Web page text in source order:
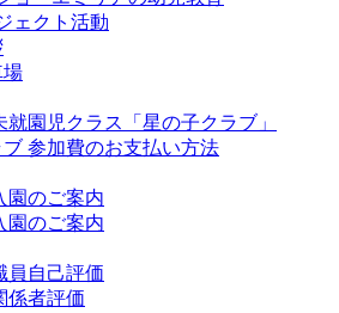
ェクト活動
場
就園児クラス「星の子クラブ」
参加費のお支払い方法
園のご案内
園のご案内
員自己評価
係者評価